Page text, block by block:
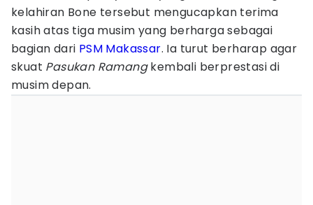
kelahiran Bone tersebut mengucapkan terima
kasih atas tiga musim yang berharga sebagai
bagian dari PSM Makassar. Ia turut berharap agar
skuat Pasukan Ramangkembali berprestasi di
musim depan.